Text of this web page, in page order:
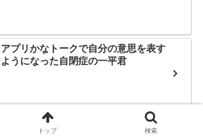
アプリかなトークで自分の意思を表す
ようになった自閉症の一平君
トップ 検索